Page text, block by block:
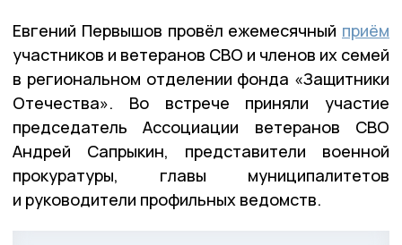
Евгений Первышов провёл ежемесячный приём
участников и ветеранов СВО и членов их семей
в региональном отделении фонда «Защитники
Отечества». Во встрече приняли участие
председатель Ассоциации ветеранов СВО
Андрей Сапрыкин, представители военной
прокуратуры, главы муниципалитетов
и руководители профильных ведомств.